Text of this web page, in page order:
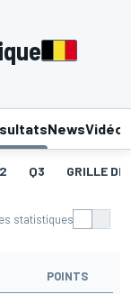
NewsVidéos
Q3 GRILLE DE
statistiques
POINTS